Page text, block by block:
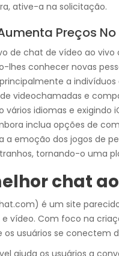
ative-a na solicitação.
Preços
de chat de vídeo ao
lhes conhecer novas
a
videochamadas e
vários idiomas e exigindo
inclua opções de
a emoção dos jogos de
tornando-o uma
chat
é um site
vídeo. Com foco na
os usuários se conectem
ajuda os usuários a